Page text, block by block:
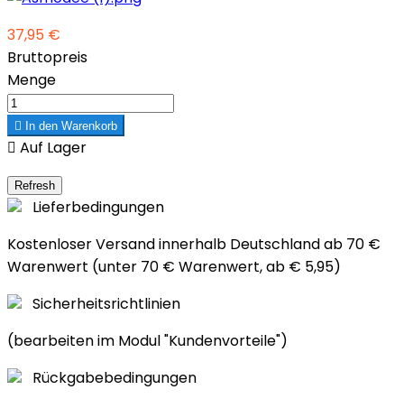
37,95 €
Bruttopreis
Menge
 In den Warenkorb
 Auf Lager
Lieferbedingungen
Kostenloser Versand innerhalb Deutschland ab 70 €
Warenwert (unter 70 € Warenwert, ab € 5,95)
Sicherheitsrichtlinien
(bearbeiten im Modul "Kundenvorteile")
Rückgabebedingungen